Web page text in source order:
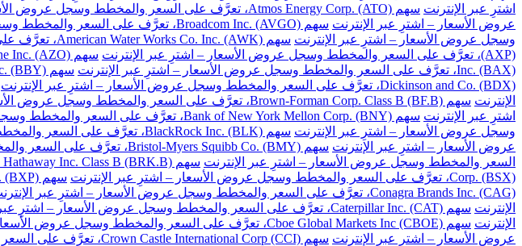
اشترِ عبر الإنترنت سهم Atmos Energy Corp. (ATO)، تعرَّف على السعر والمخطط وسجل عروض الأسعار – اشترِ عبر الإنترنت
عروض الأسعار – اشترِ عبر الإنترنت سهم Broadcom Inc. (AVGO)، تعرَّف على السعر والمخطط وسجل عروض الأسعار – اشترِ عبر الإنترنت
وسجل عروض الأسعار – اشترِ عبر الإنترنت سهم American Water Works Co. Inc. (AWK)، تعرَّف على السعر والمخطط وسجل عروض الأسعار – اشترِ عبر الإنترنت
(AXP)، تعرَّف على السعر والمخطط وسجل عروض الأسعار – اشترِ عبر الإنترنت
سهم AutoZone Inc. (AZO)، تعرَّف على السعر والمخطط وسجل عروض الأسعار – اشترِ عبر الإنترنت
Inc. (BAX)، تعرَّف على السعر والمخطط وسجل عروض الأسعار – اشترِ عبر الإنترنت
سهم Best Buy Co. Inc. (BBY)، تعرَّف على السعر والمخطط وسجل عروض الأسعار – اشترِ عبر الإنترنت
Dickinson and Co. (BDX)، تعرَّف على السعر والمخطط وسجل عروض الأسعار – اشترِ عبر الإنترنت
الإنترنت سهم Brown-Forman Corp. Class B (BF.B)، تعرَّف على السعر والمخطط وسجل عروض الأسعار – اشترِ عبر الإنترنت
اشترِ عبر الإنترنت سهم Bank of New York Mellon Corp. (BNY)، تعرَّف على السعر والمخطط وسجل عروض الأسعار – اشترِ عبر الإنترنت
وسجل عروض الأسعار – اشترِ عبر الإنترنت سهم BlackRock Inc. (BLK)، تعرَّف على السعر والمخطط وسجل عروض الأسعار – اشترِ عبر الإنترنت
عروض الأسعار – اشترِ عبر الإنترنت سهم Bristol-Myers Squibb Co. (BMY)، تعرَّف على السعر والمخطط وسجل عروض الأسعار – اشترِ عبر الإنترنت
السعر والمخطط وسجل عروض الأسعار – اشترِ عبر الإنترنت سهم Berkshire Hathaway Inc. Class B (BRK.B)، تعرَّف على السعر والمخطط وسجل عروض الأسعار – اشترِ عبر الإنترنت
Corp. (BSX)، تعرَّف على السعر والمخطط وسجل عروض الأسعار – اشترِ عبر الإنترنت
سهم Boston Properties Inc. (BXP)، تعرَّف على السعر والمخطط وسجل عروض الأسعار – اشترِ عبر الإنترنت
Conagra Brands Inc. (CAG)، تعرَّف على السعر والمخطط وسجل عروض الأسعار – اشترِ عبر الإنترنت
الإنترنت سهم Caterpillar Inc. (CAT)، تعرَّف على السعر والمخطط وسجل عروض الأسعار – اشترِ عبر الإنترنت
الإنترنت سهم Cboe Global Markets Inc (CBOE)، تعرَّف على السعر والمخطط وسجل عروض الأسعار – اشترِ عبر الإنترنت
عروض الأسعار – اشترِ عبر الإنترنت سهم Crown Castle International Corp (CCI)، تعرَّف على السعر والمخطط وسجل عروض الأسعار – اشترِ عبر الإنترنت